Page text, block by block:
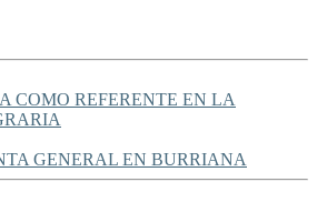
COMO REFERENTE EN LA
GENERAL EN BURRIANA